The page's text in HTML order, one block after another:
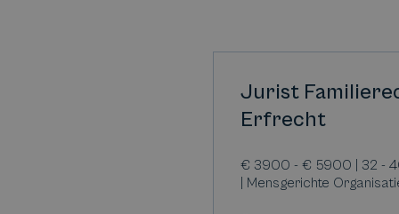
Jurist
Erfrecht
€ 3900 - € 5900 | 32 -
| Mensgerichte